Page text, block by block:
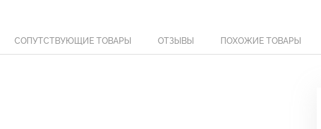
СОПУТСТВУЮЩИЕ ТОВАРЫ ОТЗЫВЫ ПОХОЖИЕ ТОВАРЫ